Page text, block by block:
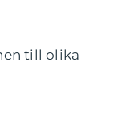
till olika